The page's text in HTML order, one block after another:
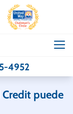
4952
puede